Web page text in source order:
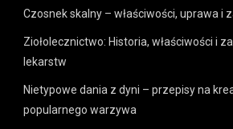
Czosnek skalny – właściwości, uprawa i
Ziołolecznictwo: Historia, właściwości i
lekarstw
Nietypowe dania z dyni – przepisy na
popularnego warzywa